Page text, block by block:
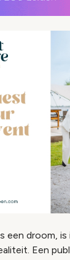
een droom,
Een